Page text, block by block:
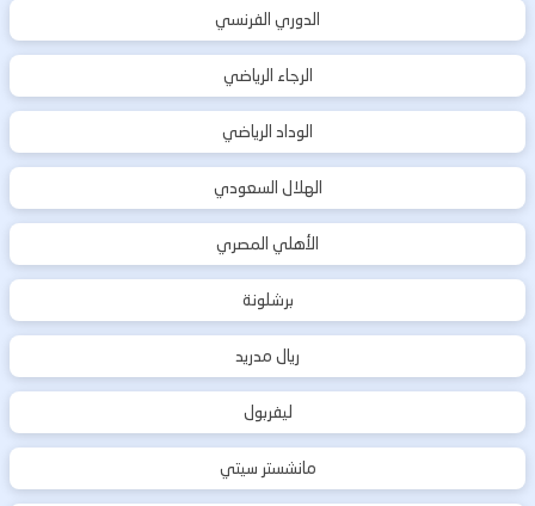
الدوري الفرنسي
الرجاء الرياضي
الوداد الرياضي
الهلال السعودي
الأهلي المصري
برشلونة
ريال مدريد
ليفربول
مانشستر سيتي